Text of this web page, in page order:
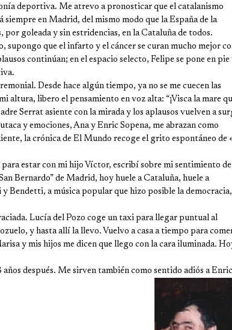
deportiva. Me atrevo a pronosticar que el catalanismo
en Madrid, del mismo modo que la España de la
goleada y sin estridencias, en la Cataluña de todos.
que el infarto y el cáncer se curan mucho mejor
continúan; en el espacio selecto, Felipe se pone en pie
Desde hace algún tiempo, ya no se me cuecen las
altura, libero el pensamiento en voz alta: “¡Visca la mare
Serrat asiente con la mirada y los aplausos vuelven a
y emociones, Ana y Enric Sopena, me abrazan como
la crónica de El Mundo recoge el grito espontáneo de
estar con mi hijo Víctor, escribí sobre mi sentimiento de
Bernardo” de Madrid, hoy huele a Cataluña, huele a
Bendetti, a música popular que hizo posible la
Lucía del Pozo coge un taxi para llegar puntual al
y hasta allí la llevo. Vuelvo a casa a tiempo para
y mis hijos me dicen que llego con la cara iluminada.
después. Me sirven también como sentido adiós a Enric